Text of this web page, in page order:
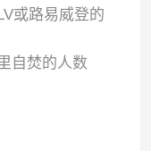
或路易威登的
自焚的人数